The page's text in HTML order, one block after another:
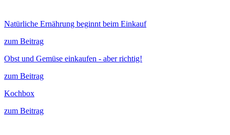
Natürliche Ernährung beginnt beim Einkauf
zum Beitrag
Obst und Gemüse einkaufen - aber richtig!
zum Beitrag
Kochbox
zum Beitrag